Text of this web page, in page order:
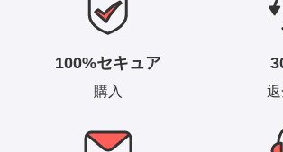
100%セキュア
購入